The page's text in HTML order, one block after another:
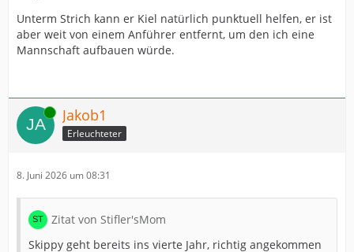
Unterm Strich kann er Kiel natürlich punktuell helfen, er ist
aber weit von einem Anführer entfernt, um den ich eine
Mannschaft aufbauen würde.
Online Jakob1
Erleuchteter
8. Juni 2026 um 08:31
Zitat von Stifler'sMom
Skippy geht bereits ins vierte Jahr, richtig angekommen